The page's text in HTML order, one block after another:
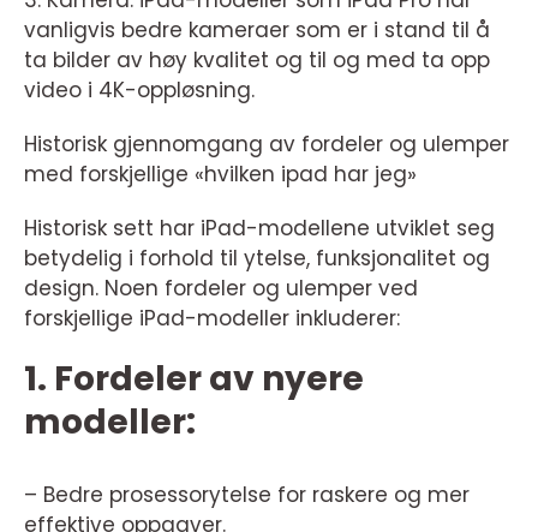
vanligvis bedre kameraer som er i stand til å
ta bilder av høy kvalitet og til og med ta opp
video i 4K-oppløsning.
Historisk gjennomgang av fordeler og ulemper
med forskjellige «hvilken ipad har jeg»
Historisk sett har iPad-modellene utviklet seg
betydelig i forhold til ytelse, funksjonalitet og
design. Noen fordeler og ulemper ved
forskjellige iPad-modeller inkluderer:
1. Fordeler av nyere
modeller:
– Bedre prosessorytelse for raskere og mer
effektive oppgaver.